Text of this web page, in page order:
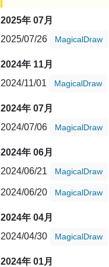
2025年 07月
2025/07/26
MagicalDraw
2024年 11月
2024/11/01
MagicalDraw
2024年 07月
2024/07/06
MagicalDraw
2024年 06月
2024/06/21
MagicalDraw
2024/06/20 MagicalDraw
2024年 04月
2024/04/30
MagicalDraw
2024年 01月